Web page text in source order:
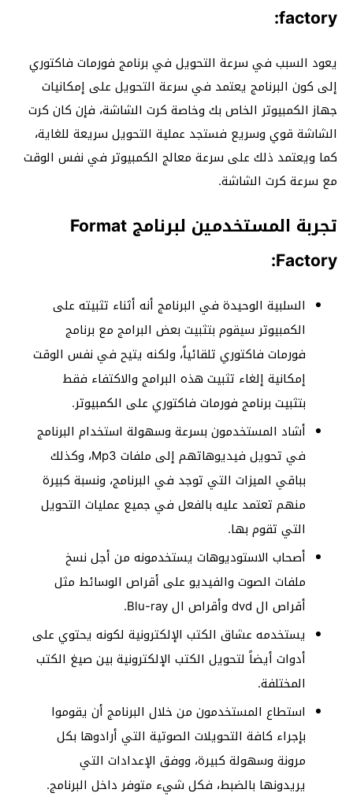
factory:
يعود السبب في سرعة التحويل في برنامج فورمات فاكتوري
إلى كون البرنامج يعتمد في سرعة التحويل على إمكانيات
جهاز الكمبيوتر الخاص بك وخاصة كرت الشاشة، فإن كان كرت
الشاشة قوي وسريع فستجد عملية التحويل سريعة للغاية،
كما ويعتمد ذلك على سرعة معالج الكمبيوتر في نفس الوقت
مع سرعة كرت الشاشة.
تجربة المستخدمين لبرنامج Format
Factory:
السلبية الوحيدة في البرنامج أنه أثناء تثبيته على
الكمبيوتر سيقوم بتثبيت بعض البرامج مع برنامج
فورمات فاكتوري تلقائياً، ولكنه يتيح في نفس الوقت
إمكانية إلغاء تثبيت هذه البرامج والاكتفاء فقط
بتثبيت برنامج فورمات فاكتوري على الكمبيوتر.
أشاد المستخدمون بسرعة وسهولة استخدام البرنامج
في تحويل فيديوهاتهم إلى ملفات Mp3، وكذلك
بباقي الميزات التي توجد في البرنامج، ونسبة كبيرة
منهم تعتمد عليه بالفعل في جميع عمليات التحويل
التي تقوم بها.
أصحاب الاستوديوهات يستخدمونه من أجل نسخ
ملفات الصوت والفيديو على أقراص الوسائط مثل
أقراص ال dvd وأقراص ال Blu-ray.
يستخدمه عشاق الكتب الإلكترونية لكونه يحتوي على
أدوات أيضاً لتحويل الكتب الإلكترونية بين صيغ الكتب
المختلفة.
استطاع المستخدمون من خلال البرنامج أن يقوموا
بإجراء كافة التحويلات الصوتية التي أرادوها بكل
مرونة وسهولة كبيرة، ووفق الإعدادات التي
يريدونها بالضبط، فكل شيء متوفر داخل البرنامج.